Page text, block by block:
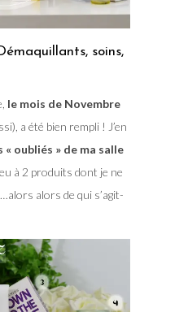
soins,
le mois de Novembre
a été bien rempli ! J’en
« oubliés » de ma salle
à 2 produits dont je ne
alors de qui s’agit-